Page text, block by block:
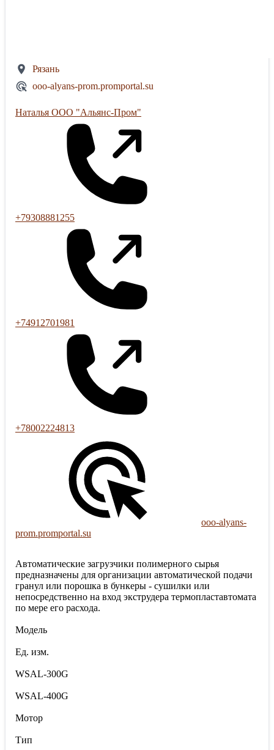
Рязань
ooo-alyans-prom.promportal.su
Наталья ООО "Альянс-Пром"
+79308881255
+74912701981
+78002224813
ooo-alyans-
prom.promportal.su
Автоматические загрузчики полимерного сырья
предназначены для организации автоматической подачи
гранул или порошка в бункеры - сушилки или
непосредственно на вход экструдера термопластавтомата
по мере его расхода.
Модель
Ед. изм.
WSAL-300G
WSAL-400G
Мотор
Тип